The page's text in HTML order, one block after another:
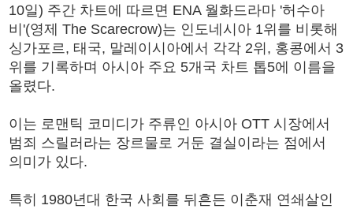
10일) 주간 차트에 따르면 ENA 월화드라마 '허수아
비'(영제 The Scarecrow)는 인도네시아 1위를 비롯해
싱가포르, 태국, 말레이시아에서 각각 2위, 홍콩에서 3
위를 기록하며 아시아 주요 5개국 차트 톱5에 이름을
올렸다.
이는 로맨틱 코미디가 주류인 아시아 OTT 시장에서
범죄 스릴러라는 장르물로 거둔 결실이라는 점에서
의미가 있다.
특히 1980년대 한국 사회를 뒤흔든 이춘재 연쇄살인